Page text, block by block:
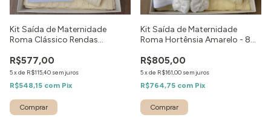
Kit Saída de Maternidade
Roma Clássico Rendas
R$577,00
5xde R$115,40 sem juros
R$548,15 com Pix
Kit Saída de Maternidade
Roma Hortênsia Amarelo - 8
R$805,00
5xde R$161,00 sem juros
R$764,75 com Pix
Comprar